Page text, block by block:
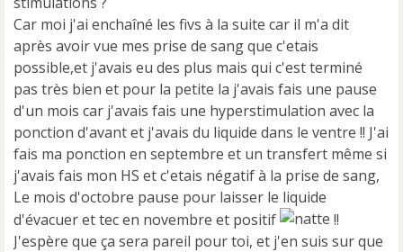
Car moi j'ai enchaîné les fivs à la suite car il m'a dit
après avoir vue mes prise de sang que c'etais
possible,et j'avais eu des plus mais qui c'est terminé
pas très bien et pour la petite la j'avais fais une pause
d'un mois car j'avais fais une hyperstimulation avec la
ponction d'avant et j'avais du liquide dans le ventre !! J'ai
fais ma ponction en septembre et un transfert même si
j'avais fais mon HS et c'etais négatif à la prise de sang,
Le mois d'octobre pause pour laisser le liquide
d'évacuer et tec en novembre et positif
!!
J'espère que ça sera pareil pour toi, et j'en suis sur que